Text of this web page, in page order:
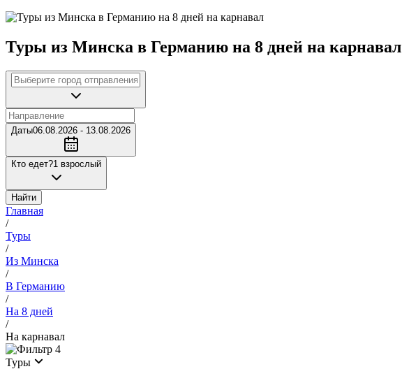
Туры из Минска в Германию на 8 дней на карнавал
Даты06.08.2026 - 13.08.2026
Кто едет?1 взрослый
Найти
Главная
/
Туры
/
Из Минска
/
В Германию
/
На 8 дней
/
На карнавал
4
Туры